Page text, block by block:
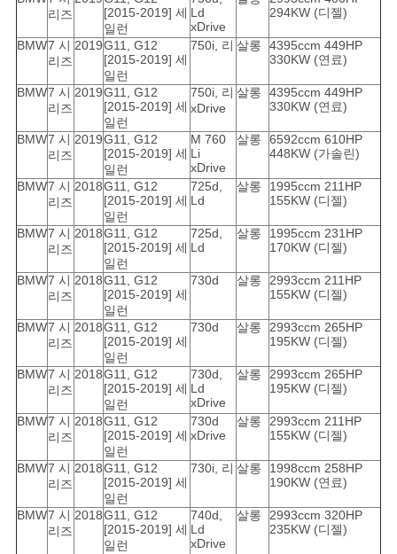
리즈
[2015-2019] 세
일런
Ld
xDrive
294KW (디젤)
BMW7 시
리즈
2019G11, G12
[2015-2019] 세
일런
750i, 리 살롱
4395ccm 449HP
330KW (연료)
BMW7 시
리즈
2019G11, G12
[2015-2019] 세
일런
750i, 리
xDrive
살롱
4395ccm 449HP
330KW (연료)
BMW7 시
리즈
2019G11, G12
[2015-2019] 세
일런
M 760
Li
xDrive
살롱
6592ccm 610HP
448KW (가솔린)
BMW7 시
리즈
2018G11, G12
[2015-2019] 세
일런
725d,
Ld
살롱
1995ccm 211HP
155KW (디젤)
BMW7 시
리즈
2018G11, G12
[2015-2019] 세
일런
725d,
Ld
살롱
1995ccm 231HP
170KW (디젤)
BMW7 시
리즈
2018G11, G12
[2015-2019] 세
일런
730d 살롱
2993ccm 211HP
155KW (디젤)
BMW7 시
리즈
2018G11, G12
[2015-2019] 세
일런
730d 살롱
2993ccm 265HP
195KW (디젤)
BMW7 시
리즈
2018G11, G12
[2015-2019] 세
일런
730d,
Ld
xDrive
살롱
2993ccm 265HP
195KW (디젤)
BMW7 시
리즈
2018G11, G12
[2015-2019] 세
일런
730d
xDrive
살롱
2993ccm 211HP
155KW (디젤)
BMW7 시
리즈
2018G11, G12
[2015-2019] 세
일런
730i, 리 살롱
1998ccm 258HP
190KW (연료)
BMW7 시
리즈
2018G11, G12
[2015-2019] 세
일런
740d,
Ld
xDrive
살롱
2993ccm 320HP
235KW (디젤)